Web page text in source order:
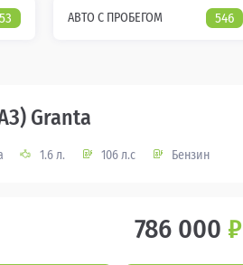
53 АВТО С ПРОБЕГОМ 546
Granta
1.6 л. 106 л.с Бензин
786 000 ₽